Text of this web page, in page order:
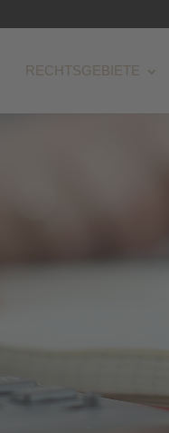
RECHTSGEBIETE